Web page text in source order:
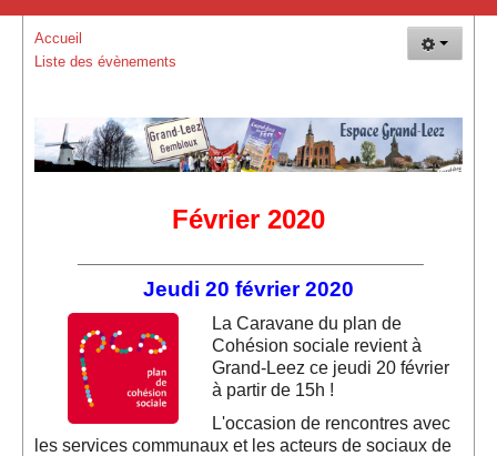
L'Hirondelle de Grand-Leez - Société Colombophile
Vue d'ensemble des évènements
Evénements de EGL
Evènements de EGL Nature
Evénements des membres
GLEF 2017 : 150 ans de la maison communale
Autres évènements
Vue d'ensemble des évènements (Suite)
Comment nous rejoindre !
Accueil
Liste des évènements
Février 2020
Jeudi 20 février 2020
La Caravane du plan de
Cohésion sociale revient à
Grand-Leez ce jeudi 20 février
à partir de 15h !
L'occasion de rencontres avec
les services communaux et les acteurs de sociaux de